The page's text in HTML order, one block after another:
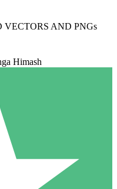
AND PNGs
Himash